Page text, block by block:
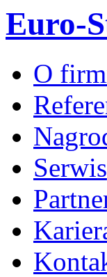
Euro-
O
Serwis